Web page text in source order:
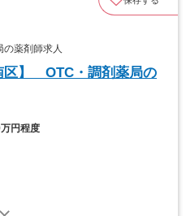
薬剤師求人
区】 OTC・調剤薬局の
円程度